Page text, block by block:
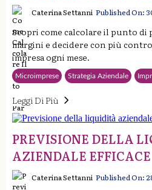
Caterina Settanni Published On:
Scopri come calcolare il punto di
margini e decidere con più
impresa ogni mese.
Microimprese Strategia Aziendale
Leggi Di Più
PREVISIONE DELLA
AZIENDALE EFFICACE
Caterina Settanni Published On: